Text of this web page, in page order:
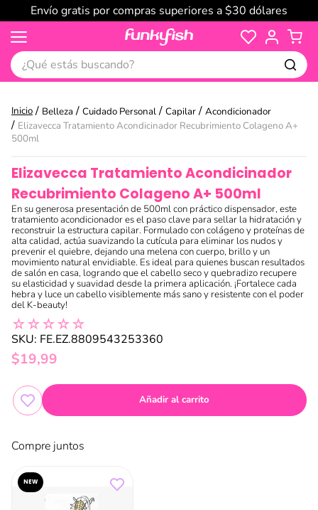
Envío gratis por compras superiores a $30 dólares
¿Qué estás buscando?
Belleza Cuidado Personal Capilar
Acondicionador
Elizavecca Tratamiento Acondicinador Recubrimiento Colageno A+
500ml
Elizavecca Tratamiento Acondicinador
Recubrimiento Colageno A+ 500ml
En su generosa presentación de 500ml con práctico dispensador, este
tratamiento acondicionador es el paso clave para sellar la hidratación y
reconstruir la estructura capilar. Formulado con colágeno y proteínas de
alta calidad, actúa suavizando la cutícula para eliminar los nudos y
prevenir el quiebre, dejando una melena con cuerpo, brillo y un
movimiento natural envidiable. Es ideal para quienes buscan resultados
de salón en casa, logrando que el cabello seco y quebradizo recupere
su elasticidad y suavidad desde la primera aplicación. ¡Fortalece cada
hebra y luce un cabello visiblemente más sano y resistente con el poder
del K-beauty!
☆☆☆☆☆
SKU: FE.EZ.8809543253360
$19,99
Añadir al carrito
Compre juntos
NEW